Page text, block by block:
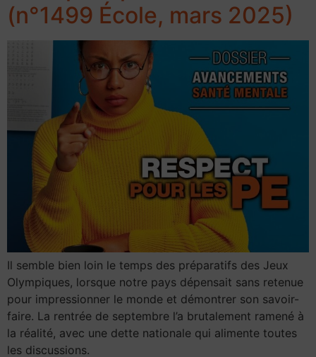
(n°1499 École, mars 2025)
Il semble bien loin le temps des préparatifs des Jeux
Olympiques, lorsque notre pays dépensait sans retenue
pour impressionner le monde et démontrer son savoir-
faire. La rentrée de septembre l’a brutalement ramené à
la réalité, avec une dette nationale qui alimente toutes
les discussions.